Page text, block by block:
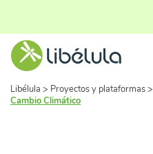
Libélula > Proyectos y plataformas>
Cambio Climático